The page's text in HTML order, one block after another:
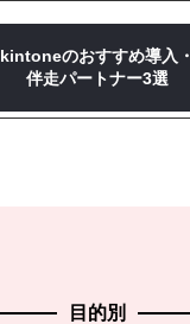
kintoneのおすすめ導入・
伴走パートナー3選
目的別